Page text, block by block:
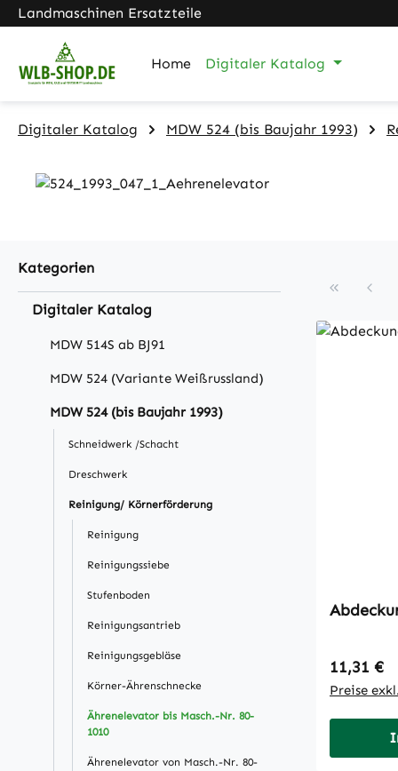
Hauptinhalt springen
Zur Suche springen
Zur Hauptnavigation springen
Landmaschinen Ersatzteile
Home Digitaler Katalog
Digitaler Katalog MDW 524 (bis Baujahr 1993)
Kategorien
Digitaler Katalog
MDW 514S ab BJ91
MDW 524 (Variante Weißrussland)
MDW 524 (bis Baujahr 1993)
Schneidwerk /Schacht
Dreschwerk
Reinigung/ Körnerförderung
Reinigung
Reinigungssiebe
Stufenboden
Reinigungsantrieb
Reinigungsgebläse
Körner-Ährenschnecke
Ährenelevator bis Masch.-Nr. 80-
1010
Ährenelevator von Masch.-Nr. 80-
11,31 €
Preise